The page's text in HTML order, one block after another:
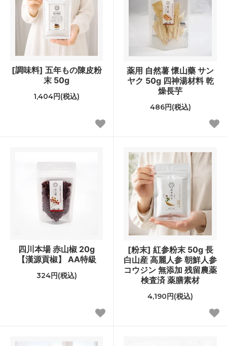
[調味料] 五年もの陳皮粉
末 50g
1,404円(税込)
薬用 自然薯 懷山藥 サン
ヤク 50g 四神湯材料 乾
燥長芋
486円(税込)
四川本場 赤山椒 20g
【漢源貢椒】 AA特級
324円(税込)
[粉末] 紅参粉末 50g 長
白山産 高麗人参 朝鮮人参
コウジン 無添加 残留農薬
検査済 薬膳素材
4,190円(税込)